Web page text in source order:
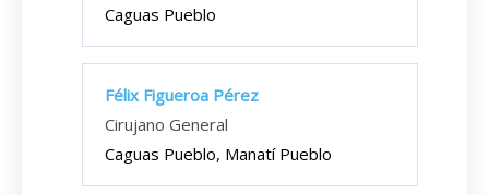
Caguas Pueblo
Félix Figueroa Pérez
Cirujano General
Caguas Pueblo, Manatí Pueblo